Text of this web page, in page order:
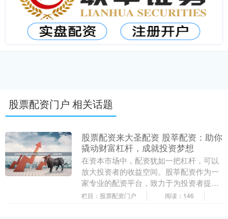
股票配资门户 相关话题
股票配资来大圣配资 股莘配资：助你
撬动财富杠杆，成就投资梦想
在资本市场中，配资犹如一把杠杆，可以
放大投资者的收益空间。股莘配资作为一
家专业的配资平台，致力于为投资者提供
安全、便捷、高效的配资服务。 * **资金
栏目：股票配资门户 阅读：146